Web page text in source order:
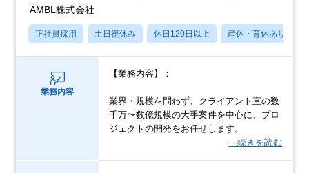
AMBL株式会社
正社員採用 土日祝休み 休日120日以上 産休・育休あり
業務内容
【業務内容】：
業界・規模を問わず、クライアント直の数
千万〜数億規模の大手案件を中心に、プロ
ジェクトの開発をお任せします。
…続きを読む